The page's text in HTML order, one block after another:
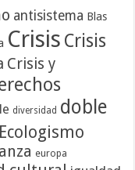
antisistema Blas
Crisis Crisis
Crisis y
diversidad doble
Ecologismo
europa